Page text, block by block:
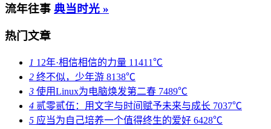
流年往事 典当时光 »
热门文章
1 12年·相信相信的力量 11411℃
2 终不似，少年游 8138℃
3 使用Linux为电脑焕发第二春 7489℃
4 贰零贰伍：用文字与时间赋予未来与成长 7037℃
5 应当为自己培养一个值得终生的爱好 6428℃